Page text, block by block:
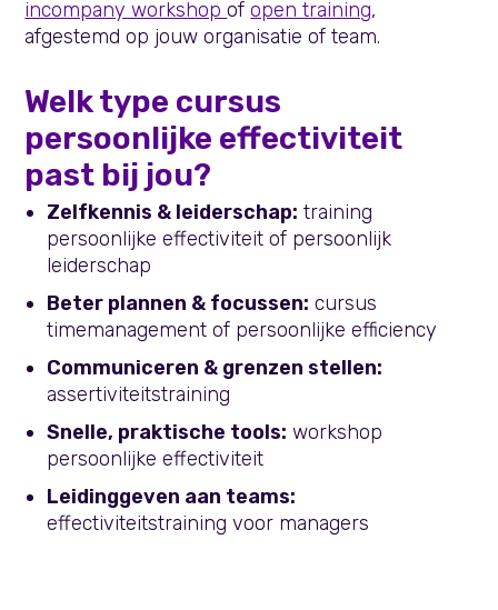
incompany workshopofopen training,
afgestemd op jouw organisatie of team.
Welk type cursus
persoonlijke effectiviteit
past bij jou?
Zelfkennis & leiderschap: training
persoonlijke effectiviteit of persoonlijk
leiderschap
Beter plannen & focussen: cursus
timemanagement of persoonlijke efficiency
Communiceren & grenzen stellen:
assertiviteitstraining
Snelle, praktische tools: workshop
persoonlijke effectiviteit
Leidinggeven aan teams:
effectiviteitstraining voor managers